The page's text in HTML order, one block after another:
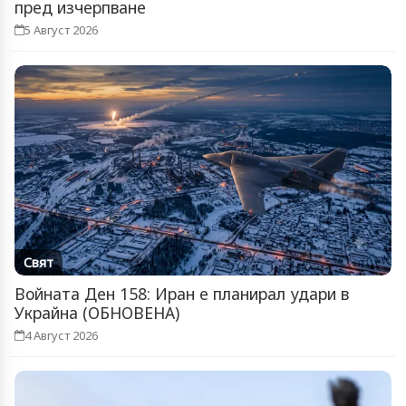
пред изчерпване
5 Август 2026
Свят
Войната Ден 158: Иран е планирал удари в
Украйна (ОБНОВЕНА)
4 Август 2026